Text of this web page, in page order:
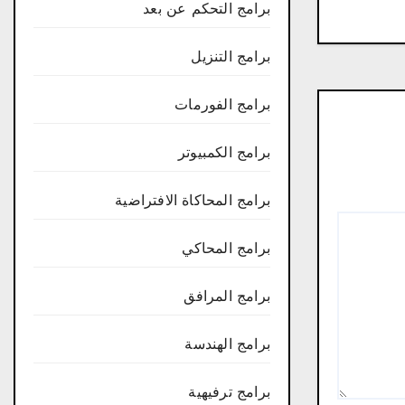
برامج التحكم عن بعد
برامج التنزيل
برامج الفورمات
برامج الكمبيوتر
برامج المحاكاة الافتراضية
برامج المحاكي
برامج المرافق
برامج الهندسة
برامج ترفيهية